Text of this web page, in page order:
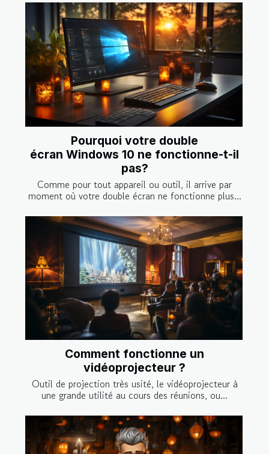
Pourquoi votre double
écran Windows 10 ne fonctionne-t-il
pas?
Comme pour tout appareil ou outil, il arrive par
moment où votre double écran ne fonctionne plus...
Comment fonctionne un
vidéoprojecteur ?
Outil de projection très usité, le vidéoprojecteur à
une grande utilité au cours des réunions, ou...